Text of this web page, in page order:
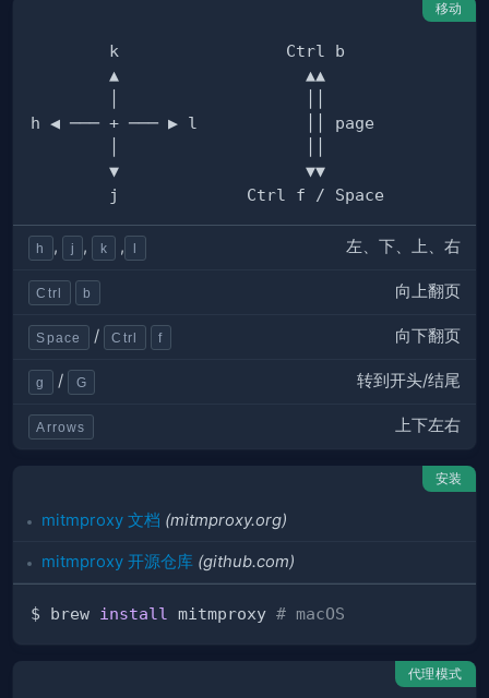
移动
h , j , k , l 左、下、上、右
Ctrl b 向上翻页
Space / Ctrl f 向下翻页
g / G 转到开头/结尾
Arrows 上下左右
安装
mitmproxy 文档 (mitmproxy.org)
mitmproxy 开源仓库 (github.com)
$ brew install mitmproxy # macOS
代理模式